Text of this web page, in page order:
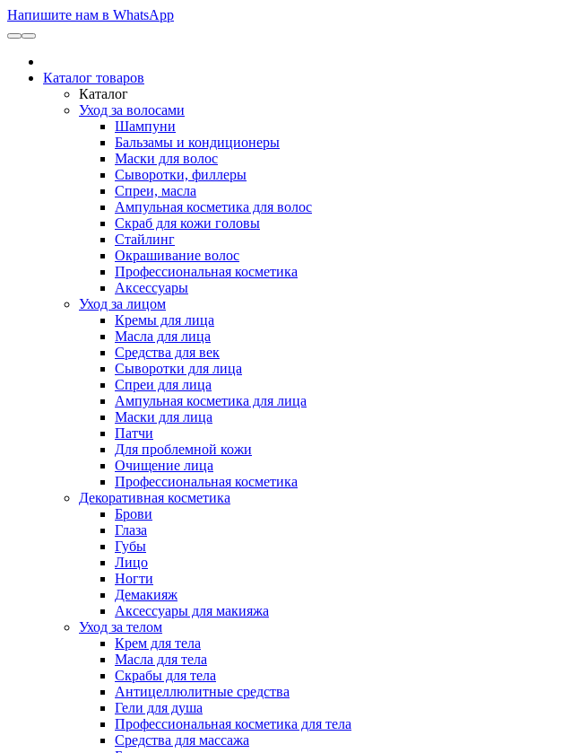
Напишите нам в WhatsApp
Каталог товаров
Каталог
Уход за волосами
Шампуни
Бальзамы и кондиционеры
Маски для волос
Сыворотки, филлеры
Спреи, масла
Ампульная косметика для волос
Скраб для кожи головы
Стайлинг
Окрашивание волос
Профессиональная косметика
Аксессуары
Уход за лицом
Кремы для лица
Масла для лица
Средства для век
Сыворотки для лица
Спреи для лица
Ампульная косметика для лица
Маски для лица
Патчи
Для проблемной кожи
Очищение лица
Профессиональная косметика
Декоративная косметика
Брови
Глаза
Губы
Лицо
Ногти
Демакияж
Аксессуары для макияжа
Уход за телом
Крем для тела
Масла для тела
Скрабы для тела
Антицеллюлитные средства
Гели для душа
Профессиональная косметика для тела
Средства для массажа